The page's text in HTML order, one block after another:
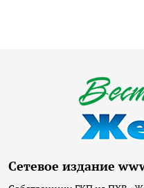
Сетевое издание